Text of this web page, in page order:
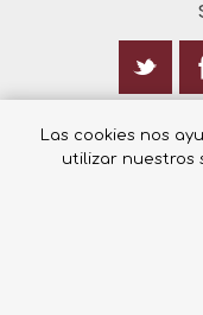
Las cookies nos
utilizar nuestros